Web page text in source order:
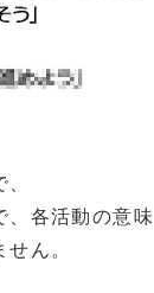
、各活動の意味
ん。